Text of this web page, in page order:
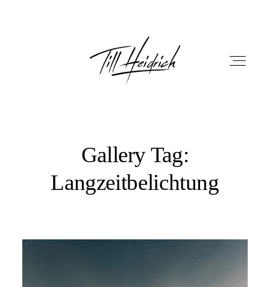
HOME
PORTFOLIO
Gallery Tag:
Langzeitbelichtung